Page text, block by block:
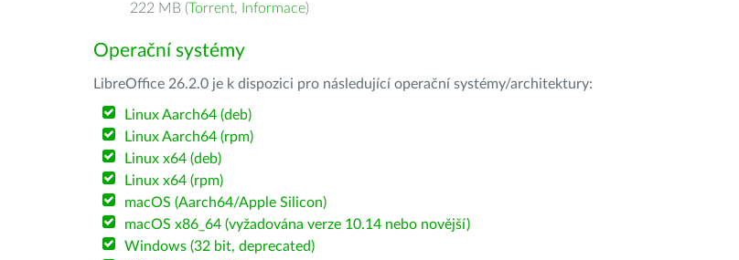
222 MB (Torrent, Informace)
Operační systémy
LibreOffice 26.2.0 je k dispozici pro následující operační systémy/architektury:
Linux Aarch64 (deb)
Linux Aarch64 (rpm)
Linux x64 (deb)
Linux x64 (rpm)
macOS (Aarch64/Apple Silicon)
macOS x86_64 (vyžadována verze 10.14 nebo novější)
Windows (32 bit, deprecated)